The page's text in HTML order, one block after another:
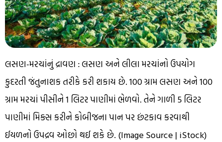
લસણ-મરચાંનું દ્રાવણ : લસણ અને લીલા મરચાંનો ઉપયોગ
કુદરતી જંતુનાશક તરીકે કરી શકાય છે. 100 ગ્રામ લસણ અને 100
ગ્રામ મરચાં પીસીને 1 લિટર પાણીમાં ભેળવો. તેને ગાળી 5 લિટર
પાણીમાં મિક્સ કરીને કોબીજના પાન પર છંટકાવ કરવાથી
ઈયળનો ઉપદ્રવ ઓછો થઈ શકે છે. (Image Source | iStock)